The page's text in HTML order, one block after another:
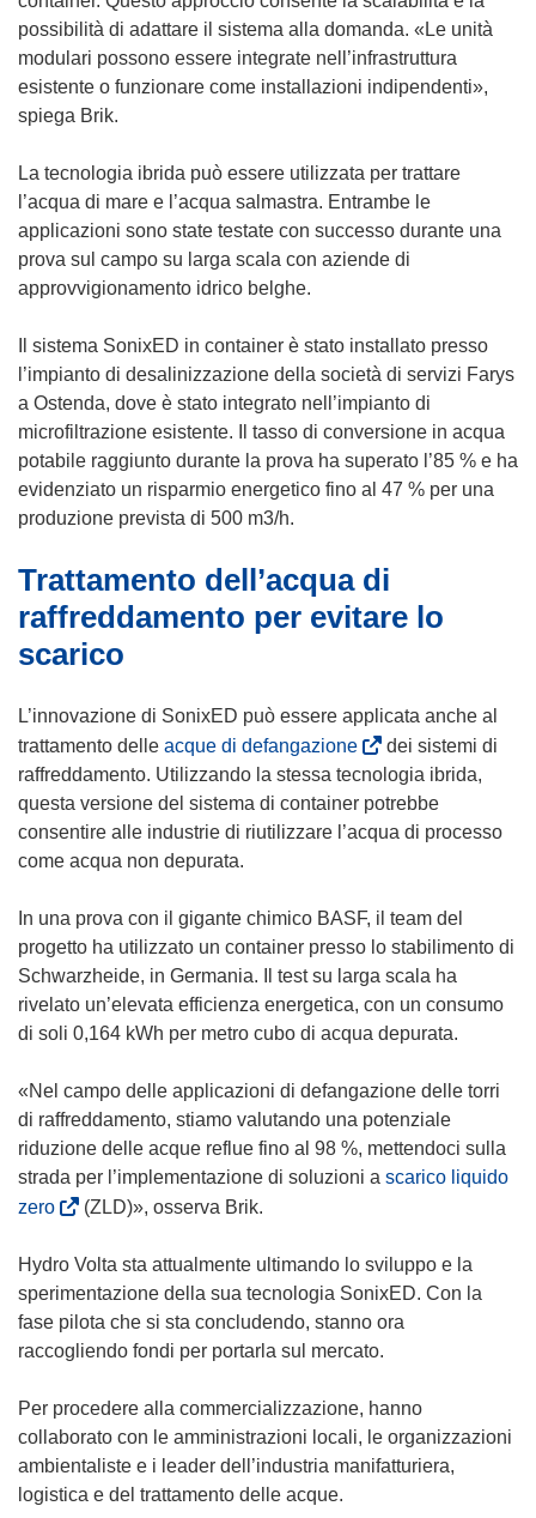
possibilità di adattare il sistema alla domanda. «Le unità
modulari possono essere integrate nell’infrastruttura
esistente o funzionare come installazioni indipendenti»,
spiega Brik.
La tecnologia ibrida può essere utilizzata per trattare
l’acqua di mare e l’acqua salmastra. Entrambe le
applicazioni sono state testate con successo durante una
prova sul campo su larga scala con aziende di
approvvigionamento idrico belghe.
Il sistema SonixED in container è stato installato presso
l’impianto di desalinizzazione della società di servizi Farys
a Ostenda, dove è stato integrato nell’impianto di
microfiltrazione esistente. Il tasso di conversione in acqua
potabile raggiunto durante la prova ha superato l’85 % e ha
evidenziato un risparmio energetico fino al 47 % per una
produzione prevista di 500 m3/h.
Trattamento dell’acqua di
raffreddamento per evitare lo
scarico
L’innovazione di SonixED può essere applicata anche al
trattamento delle acque di defangazione(
s
i
a
e
i
n
u
n
n
u
o
v
i
n
e
s
r
)
dei sistemi di
raffreddamento. Utilizzando la stessa tecnologia ibrida,
questa versione del sistema di container potrebbe
consentire alle industrie di riutilizzare l’acqua di processo
come acqua non depurata.
In una prova con il gigante chimico BASF, il team del
progetto ha utilizzato un container presso lo stabilimento di
Schwarzheide, in Germania. Il test su larga scala ha
rivelato un’elevata efficienza energetica, con un consumo
di soli 0,164 kWh per metro cubo di acqua depurata.
«Nel campo delle applicazioni di defangazione delle torri
di raffreddamento, stiamo valutando una potenziale
riduzione delle acque reflue fino al 98 %, mettendoci sulla
strada per l’implementazione di soluzioni a scarico liquido
zero(
i
a
p
r
i
n
u
n
(ZLD)», osserva Brik.
Hydro Volta sta attualmente ultimando lo sviluppo e la
sperimentazione della sua tecnologia SonixED. Con la
fase pilota che si sta concludendo, stanno ora
raccogliendo fondi per portarla sul mercato.
Per procedere alla commercializzazione, hanno
collaborato con le amministrazioni locali, le organizzazioni
ambientaliste e i leader dell’industria manifatturiera,
logistica e del trattamento delle acque.